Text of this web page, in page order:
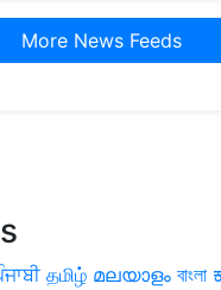
More News Feeds
தமிழ் മലയാളം বাংলা